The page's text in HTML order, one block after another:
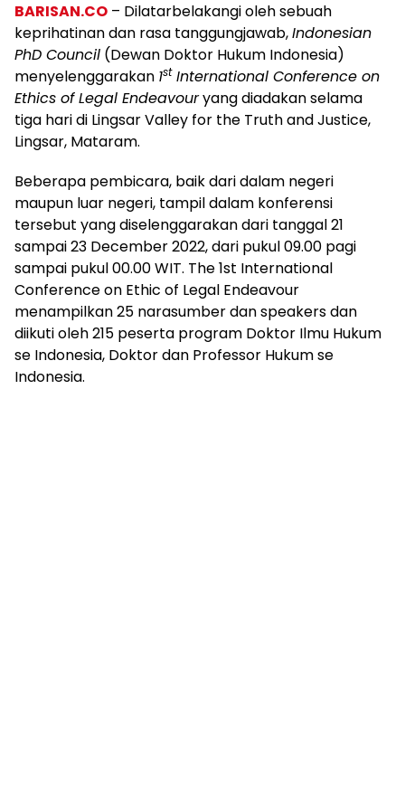
BARISAN.CO – Dilatarbelakangi oleh sebuah
keprihatinan dan rasa tanggungjawab,Indonesian
PhD Council (Dewan Doktor Hukum Indonesia)
menyelenggarakan 1stInternational Conference on
Ethics of Legal Endeavouryang diadakan selama
tiga hari di Lingsar Valley for the Truth and Justice,
Lingsar, Mataram.
Beberapa pembicara, baik dari dalam negeri
maupun luar negeri, tampil dalam konferensi
tersebut yang diselenggarakan dari tanggal 21
sampai 23 December 2022, dari pukul 09.00 pagi
sampai pukul 00.00 WIT. The 1st International
Conference on Ethic of Legal Endeavour
menampilkan 25 narasumber dan speakers dan
diikuti oleh 215 peserta program Doktor Ilmu Hukum
se Indonesia, Doktor dan Professor Hukum se
Indonesia.